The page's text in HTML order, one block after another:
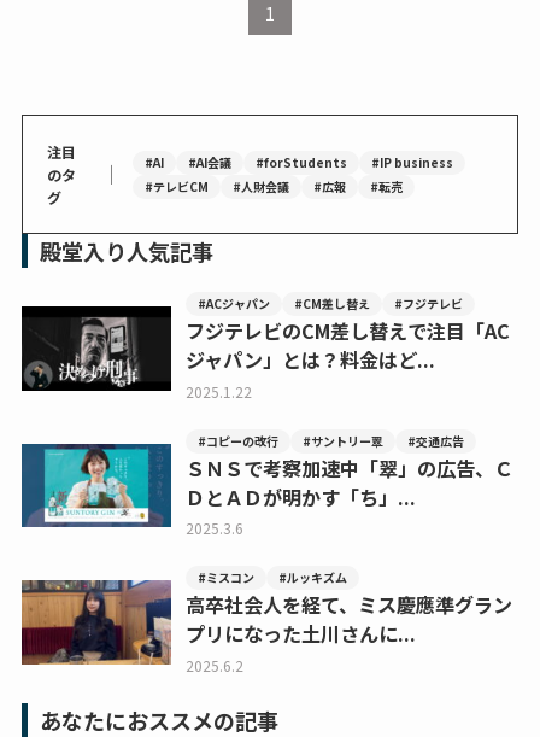
1
注目
のタ
グ
｜ #AI #AI会議 #forStudents
#IP business
#テレビCM
#人財会議 #広報 #転売
殿堂入り人気記事
#ACジャパン #CM差し替え #フジテレビ
フジテレビのCM差し替えで注目「AC
ジャパン」とは？料金はど...
2025.1.22
#コピーの改行 #サントリー翠 #交通広告
ＳＮＳで考察加速中「翠」の広告、Ｃ
ＤとＡＤが明かす「ち」...
2025.3.6
#ミスコン #ルッキズム
高卒社会人を経て、ミス慶應準グラン
プリになった土川さんに...
2025.6.2
あなたにおススメの記事